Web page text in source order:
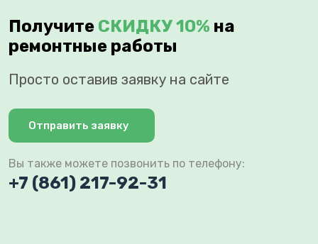
Получите СКИДКУ 10% на
ремонтные работы
Просто оставив заявку на сайте
Отправить заявку
Вы также можете позвонить по телефону:
+7 (861) 217-92-31